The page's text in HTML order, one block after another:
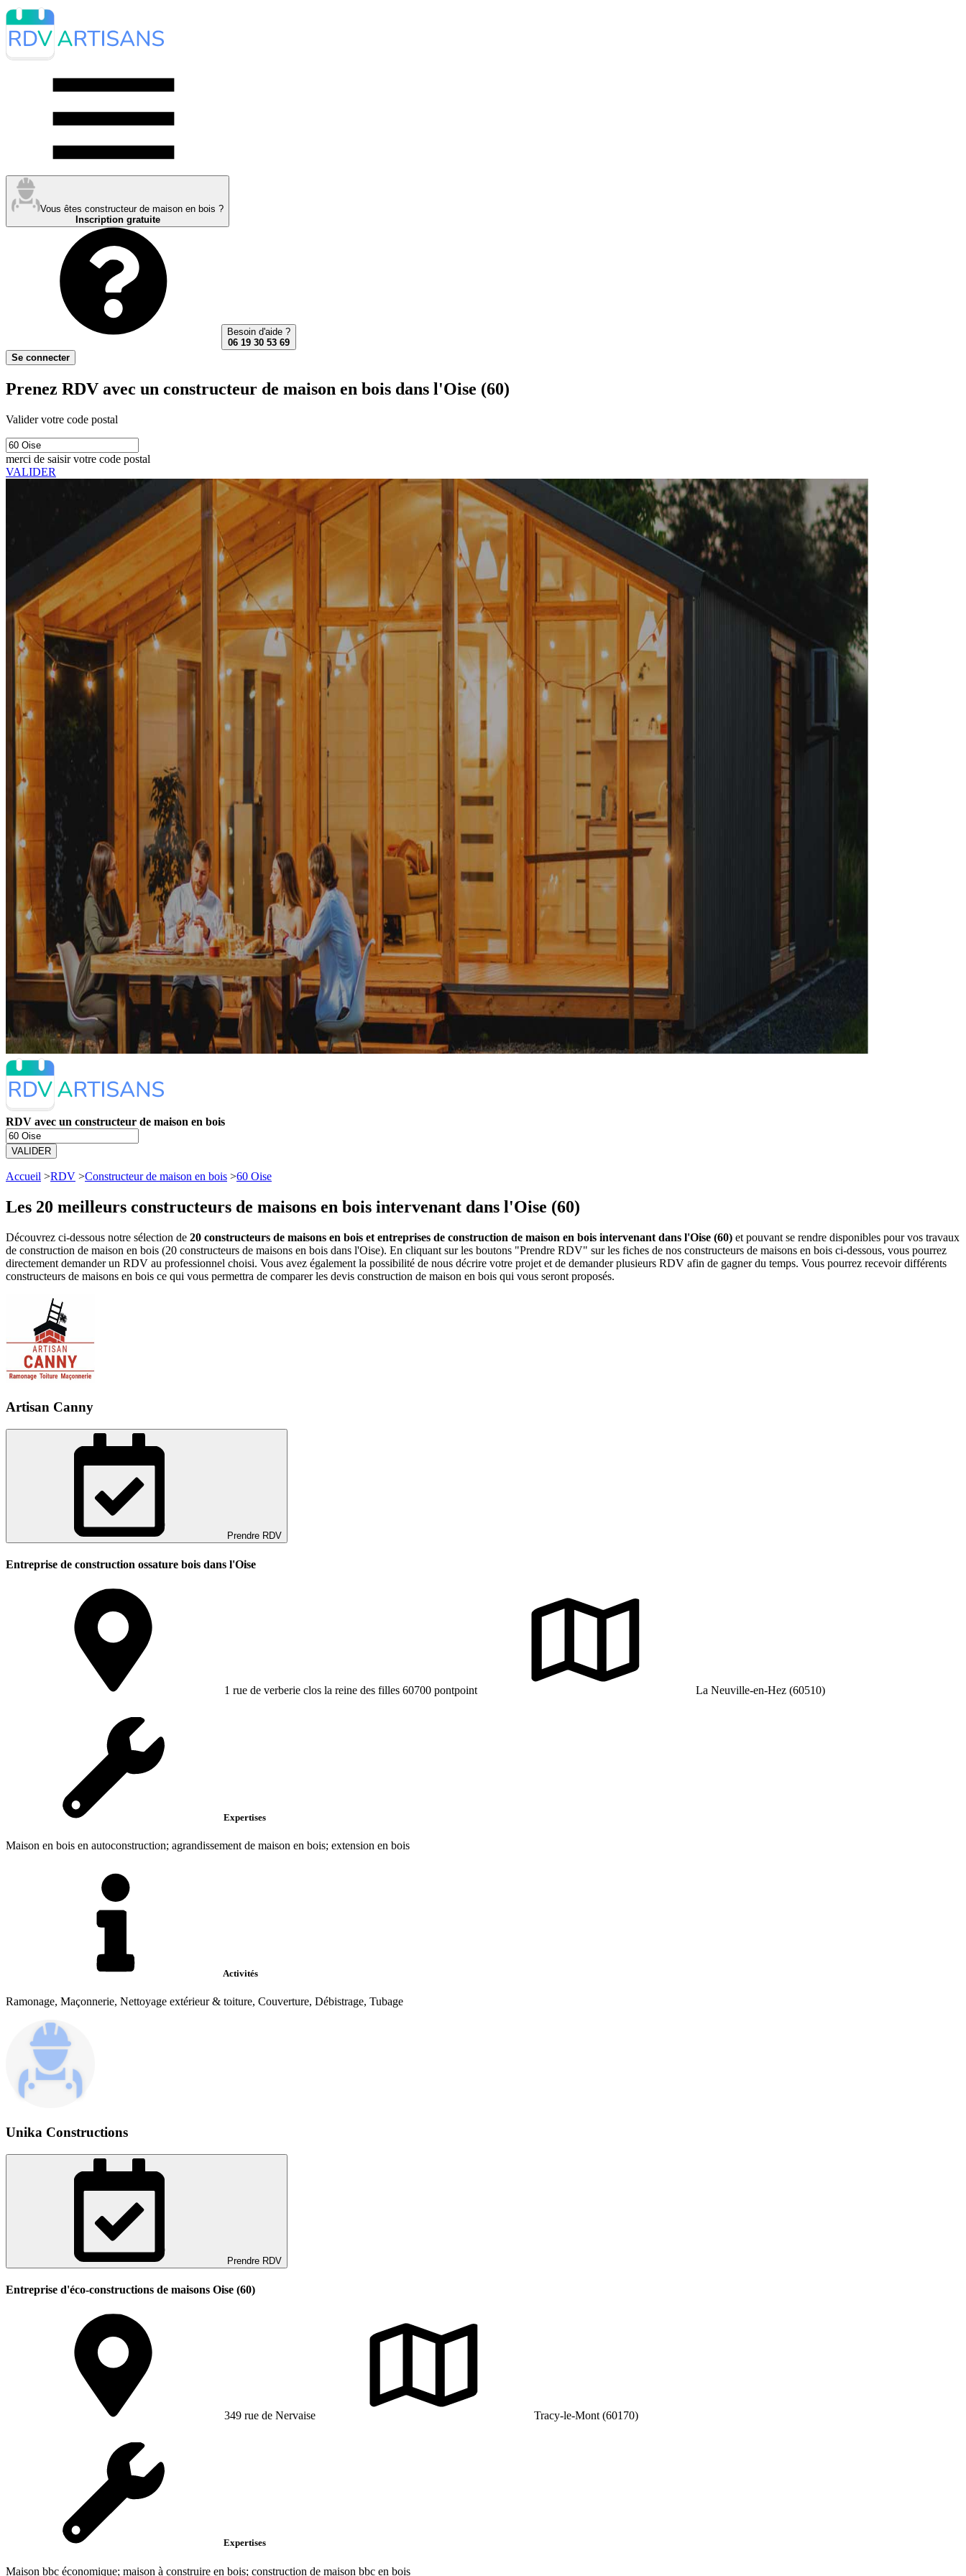
Vous êtes constructeur de maison en bois ?
Inscription gratuite
Besoin d'aide ?
06 19 30 53 69
Se connecter
Prenez RDV avec un constructeur de maison en bois dans l'Oise (60)
Valider votre code postal
merci de saisir votre code postal
VALIDER
RDV avec un constructeur de maison en bois
VALIDER
Accueil >RDV >Constructeur de maison en bois >60 Oise
Les 20 meilleurs constructeurs de maisons en bois intervenant dans l'Oise (60)
Découvrez ci-dessous notre sélection de 20 constructeurs de maisons en bois et entreprises de construction de maison en bois intervenant dans l'Oise (60) et pouvant se rendre disponibles pour vos travaux
de construction de maison en bois (20 constructeurs de maisons en bois dans l'Oise). En cliquant sur les boutons "Prendre RDV" sur les fiches de nos constructeurs de maisons en bois ci-dessous, vous pourrez
directement demander un RDV au professionnel choisi. Vous avez également la possibilité de nous décrire votre projet et de demander plusieurs RDV afin de gagner du temps. Vous pourrez recevoir différents
constructeurs de maisons en bois ce qui vous permettra de comparer les devis construction de maison en bois qui vous seront proposés.
Artisan Canny
Prendre RDV
Entreprise de construction ossature bois dans l'Oise
1 rue de verberie clos la reine des filles 60700 pontpoint La Neuville-en-Hez (60510)
Expertises
Maison en bois en autoconstruction; agrandissement de maison en bois; extension en bois
Activités
Ramonage, Maçonnerie, Nettoyage extérieur & toiture, Couverture, Débistrage, Tubage
Unika Constructions
Prendre RDV
Entreprise d'éco-constructions de maisons Oise (60)
349 rue de Nervaise Tracy-le-Mont (60170)
Expertises
Maison bbc économique; maison à construire en bois; construction de maison bbc en bois